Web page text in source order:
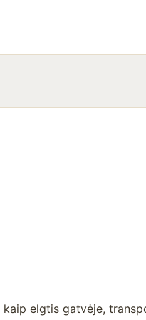
elgtis gatvėje,